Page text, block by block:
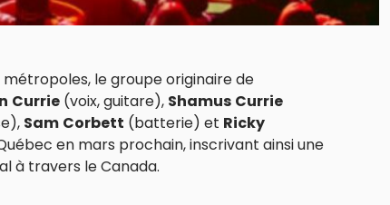
le groupe originaire de
Currie (voix, guitare), Shamus Currie
Sam Corbett (batterie) et Ricky
en mars prochain, inscrivant ainsi une
à travers le Canada.